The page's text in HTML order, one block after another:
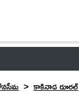
కాకినాడ రూరల్